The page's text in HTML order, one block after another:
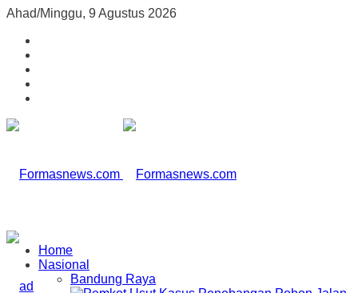
Ahad/Minggu, 9 Agustus 2026
Home
Nasional
Bandung Raya